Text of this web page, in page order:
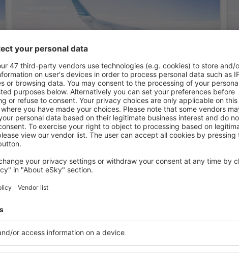
Hyatt Regency San Francisco
San Francisco, 07 august 2026, 2 nopți
Hyatt Regency San Francisco Downtown
SOMA
San Francisco, 07 august 2026, 2 nopți